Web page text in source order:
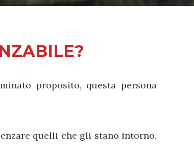
proposito, questa persona
quelli che gli stano intorno,